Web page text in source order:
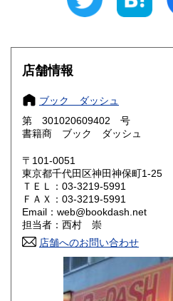
600円
滋賀県 600円
大阪府
奈良県
鳥取県 600円
岡山県 600円
山口県 600円
香川県
600円
店舗情報
ブック ダッシュ
第 301020609402 号
書籍商 ブック ダッシュ
〒101-0051
東京都千代田区神田神保町1-25
ＴＥＬ：03-3219-5991
ＦＡＸ：03-3219-5991
Email：web@bookdash.net
担当者：西村 崇
店舗へのお問い合わせ